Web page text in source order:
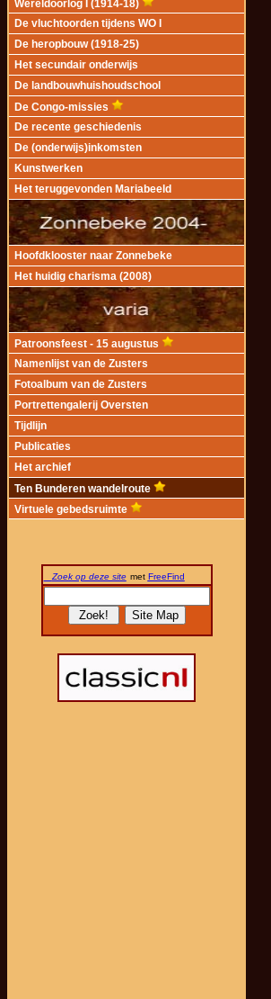
Wereldoorlog I (1914-18)
De vluchtoorden tijdens WO I
De heropbouw (1918-25)
Het secundair onderwijs
De landbouwhuishoudschool
De Congo-missies
De recente geschiedenis
De (onderwijs)inkomsten
Kunstwerken
Het teruggevonden Mariabeeld
Hoofdklooster naar Zonnebeke
Het huidig charisma (2008)
Patroonsfeest - 15 augustus
Namenlijst van de Zusters
Fotoalbum van de Zusters
Portrettengalerij Oversten
Tijdlijn
Publicaties
Het archief
Ten Bunderen wandelroute
Virtuele gebedsruimte
Zoek op deze site met FreeFind